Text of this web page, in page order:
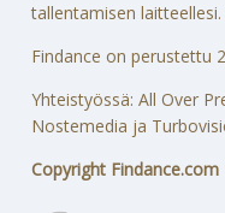
tallentamisen
Findance on perustettu
Yhteistyössä: All Over
Nostemedia ja
Copyright